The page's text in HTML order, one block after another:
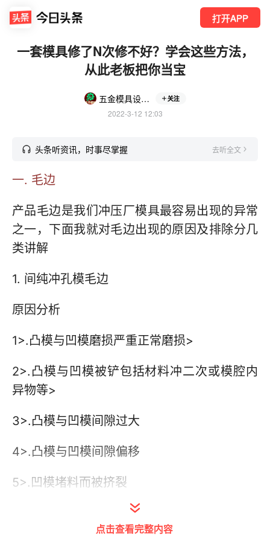
打开APP
一套模具修了N次修不好？学会这些方法，
从此老板把你当宝
五金模具设计沙海 关注
2022-3-12 12:03
头条听资讯，时事尽掌握 去听全文
一. 毛边
产品毛边是我们冲压厂模具最容易出现的异常
之一，下面我就对毛边出现的原因及排除分几
类讲解
1. 间纯冲孔模毛边
原因分析
1>.凸模与凹模磨损严重正常磨损>
2>.凸模与凹模被铲包括材料冲二次或模腔内
异物等>
3>.凸模与凹模间隙过大
4>.凸模与凹模间隙偏移
5>.凹模堵料而被挤裂
点击查看完整内容